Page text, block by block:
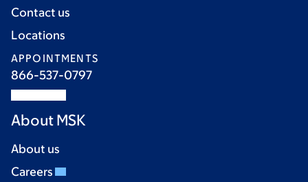
Contact us
Locations
APPOINTMENTS
866-537-0797
About MSK
About us
Careers